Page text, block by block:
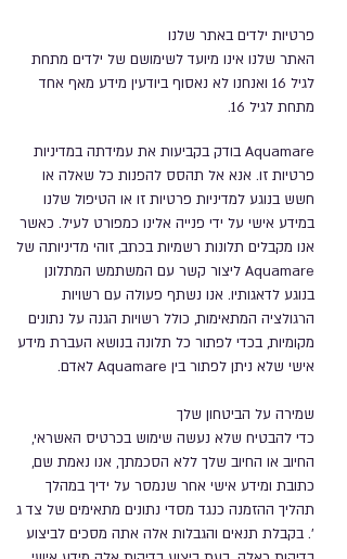
פרטיות ילדים באתר שלנו
האתר שלנו אינו מיועד לשימושם של ילדים מתחת
לגיל 16 ואנחנו לא נאסוף ביודעין מידע מאף אחד
מתחת לגיל 16.
Aquamare בודק בקביעות את עמידתה במדיניות
פרטיות זו. אנא אל תהסס להפנות כל שאלה או
חשש בנוגע למדיניות פרטיות זו או הטיפול שלנו
במידע אישי על ידי פנייה אלינו כמפורט לעיל. כאשר
אנו מקבלים תלונות רשמיות בכתב, זוהי מדיניותה של
Aquamare ליצור קשר עם המשתמש המתלונן
בנוגע לדאגותיו. אנו נשתף פעולה עם רשויות
הרגולציה המתאימות, כולל רשויות הגנה על נתונים
מקומיות, בכדי לפתור כל תלונה בנושא העברת מידע
אישי שלא ניתן לפתור בין Aquamare לאדם.
שמירה על הביטחון שלך
כדי להבטיח שלא נעשה שימוש בכרטיס האשראי,
החיוב או החיוב שלך ללא הסכמתך, אנו נאמת שם,
כתובת ומידע אישי אחר שנמסר על ידיך במהלך
תהליך ההזמנה כנגד מסדי נתונים מתאימים של צד ג
'. בקבלת תנאים והגבלות אלה אתה מסכים לביצוע